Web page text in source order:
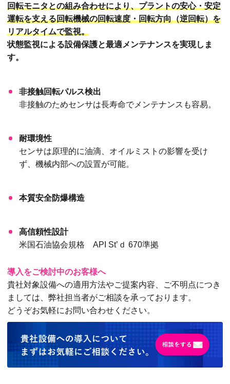
回転モニタとの組み合わせにより、プラントの安心・安定
運転を支える回転機械の回転速度・回転方向（逆回転）を
リアルタイムで監視。
状態監視による設備保護と最適メンテナンスを実現しま
す。
非接触回転パルス検出
非接触のためセンサは長寿命でメンテナンスも容易。
耐環境性
センサは原理的に油滴、オイルミストの影響を受け
ず、機械内部への設置が可能。
本質安全防爆構造
高信頼性設計
米国石油協会規格 API St’ｄ 670準拠
導入をご検討中のお客様へ
貴社対象設備への適用方法やご提案内容、ご不明点につき
ましては、弊社担当者がご相談を承っております。
どうぞお気軽にお問い合わせください。